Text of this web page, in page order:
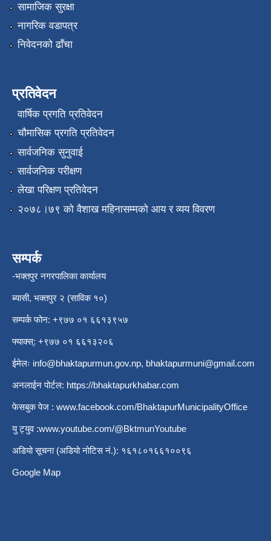
सामाजिक सुरक्षा
नागरिक वडापत्र
निवेदनको ढाँचा
प्रतिवेदन
वार्षिक प्रगति प्रतिवेदन
चौमासिक प्रगति प्रतिवेदन
सार्वजनिक सुनुवाई
सार्वजनिक परीक्षण
लेखा परिक्षण प्रतिवेदन
२०७८।७९ को वैशाख महिनासम्मको आय र व्यय विवरण
सम्पर्क
-भक्तपुर नगरपालिका कार्यालय
ब्यासी, भक्तपुर २ (साविक १०)
सम्पर्क फोन: +९७७ ०१ ६६१३९५७
फ्याक्स्: +९७७ ०१ ६६१३२०६
ईमेलः info@bhaktapurmun.gov.np, bhaktapurmuni@gmail.com
अनलाईन पोर्टल: https://bhaktapurkhabar.com
फेसबुक पेज : www.facebook.com/BhaktapurMunicipalityOffice
यु ट्युव :www.youtube.com/@BktmunYoutube
अडियो सूचना (अडियो नोटिस नं.): १६१८०१६६१००९६
Google Map